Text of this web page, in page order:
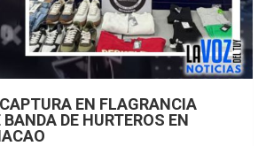
EN FLAGRANCIA
DE HURTEROS EN